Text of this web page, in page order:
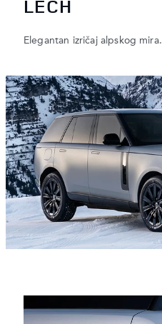
LECH
Elegantan izričaj alpskog mira.